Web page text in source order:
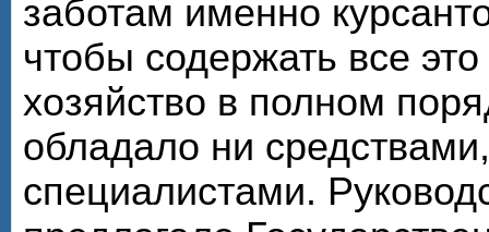
заботам именно
чтобы содержать все
хозяйство в полном
обладало ни
специалистами.